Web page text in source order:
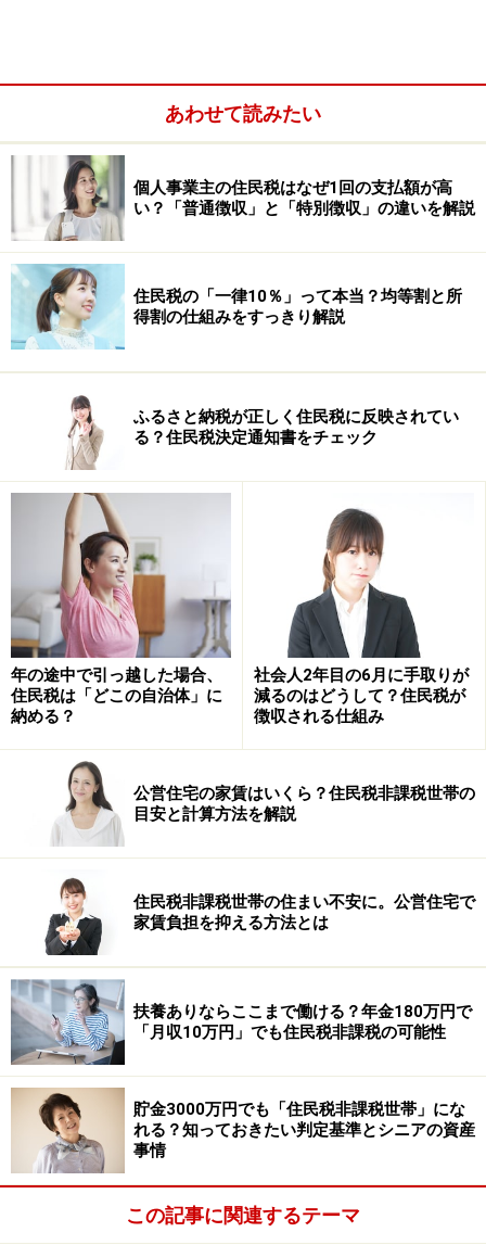
源泉徴収票はいつ、どこでもらえるのでしょうか？
源泉徴収票が必要な場合には会社等に依頼
をすることになります。ちなみに、会社の誰に依頼すれ
ばよいのでしょうか。これは、会社により異なります
が、一般的には、総務部門や人事部門、経理部門が多い
ようです。まずは、 給与明細を渡してくれる人 に話をし
てみて下さい。
源泉徴収票を渡して(発行して)もらえなか
ったら？
ムーズに発行してもらえるのですが、中には、会社とモ
あわせて読みたい
個人事業主の住民税はなぜ1回の支払額が高
い？「普通徴収」と「特別徴収」の違いを解説
住民税の「一律10％」って本当？均等割と所
得割の仕組みをすっきり解説
ふるさと納税が正しく住民税に反映されてい
る？住民税決定通知書をチェック
年の途中で引っ越した場合、
住民税は「どこの自治体」に
納める？
社会人2年目の6月に手取りが
減るのはどうして？住民税が
徴収される仕組み
公営住宅の家賃はいくら？住民税非課税世帯の
目安と計算方法を解説
住民税非課税世帯の住まい不安に。公営住宅で
家賃負担を抑える方法とは
扶養ありならここまで働ける？年金180万円で
「月収10万円」でも住民税非課税の可能性
貯金3000万円でも「住民税非課税世帯」にな
れる？知っておきたい判定基準とシニアの資産
事情
この記事に関連するテーマ